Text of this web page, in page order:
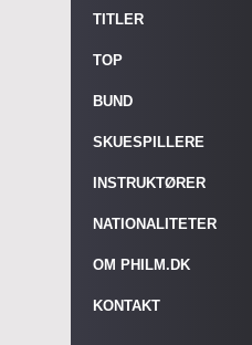
TITLER
TOP
BUND
SKUESPILLERE
INSTRUKTØRER
NATIONALITETER
OM PHILM.DK
KONTAKT